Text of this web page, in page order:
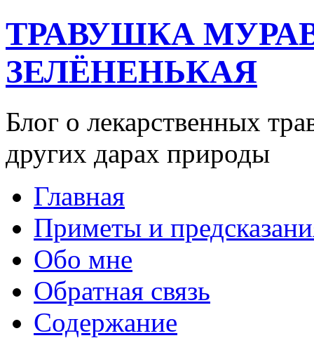
ТРАВУШКА
ЗЕЛЁНЕНЬКАЯ
Блог о лекарственных
других дарах природы
Главная
Приметы и
Обо мне
Обратная связь
Содержание